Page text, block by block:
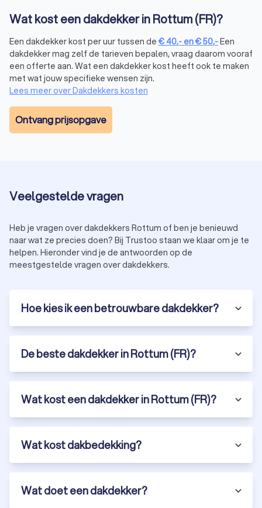
Wat kost een dakdekker in Rottum (FR)?
Een dakdekker kost per uur tussen de €40,- en€50,-Een
dakdekker mag zelf de tarieven bepalen, vraag daarom vooraf
een offerte aan. Wat een dakdekker kost heeft ook te maken
met wat jouw specifieke wensen zijn.
Lees meer over Dakdekkers kosten
Ontvang prijsopgave
Veelgestelde vragen
Heb je vragen over dakdekkers Rottum of ben je benieuwd
naar wat ze precies doen? Bij Trustoo staan we klaar om je te
helpen. Hieronder vind je de antwoorden op de
meestgestelde vragen over dakdekkers.
Hoe kies ik een betrouwbare dakdekker?
De beste dakdekker in Rottum (FR)?
Wat kost een dakdekker in Rottum (FR)?
Wat kost dakbedekking?
Wat doet een dakdekker?